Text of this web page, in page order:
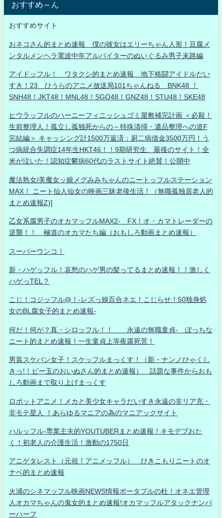
おすすめ～ん
おすすめサイト
おネコさん的まとめ速報 僕の彼女はエリーちゃん人形！豆腐メ
ンタルメンヘラ電波中年アルバイターのぬいぐるみ男子末路編
アイドッフル！ ワタクシ的まとめ速報 地下格闘アイドルだい
すき！23 ひうらのアニメ放送局101ちゃんねる BNK48 ！
SNH48！JKT48！MNL48！SGO48！GNZ48！STU48！SKE48
ヒウラッフルのハーニーフィニッシュゴミ屋敷補完計画 ＜必殺！
生前整理人！孤立し孤独死からの～特殊清掃・遺品整理への道F
完結編＞ キャッシング計1500万返済：厨二病借金3500万円！う
つ病統合失調症14年生HKT46！！9期研究生、最後のサイト！全
米が泣いた！認知症鬱病60代のラストサイト絶賛！公開中
魔法熟女/美魔女ッ娘メグみみちゃんのニートッフルステーション
MAX！ ニート仙人仙女の映画三昧老後生活！（無職孤独居老人的
まとめ速報Z)]
乙女系腐男子のオカマッフルMAX2- FX！オ・カマトレーダーの
逆襲！！ 極道のオカマたち編（おもしろ動画まとめ速報）
スーパーウンコ！
新・ハゲッフル！哀愁のハゲ男の髪ってるまとめ速報！！激しく
ハゲっTEL？
こじ！コジッフル@！-レズっ娘百合ネエ！こじらせ！50独身処
女のBL腐女子的まとめ速報-
何だ！何が？真・シロッフル！！ 永遠の無職童貞- ぼっちな
ニート的まとめ速報！一生童貞上等夜露死苦！
男装スケバン女子！スケッフルまっくす！（新・ナンノひゃくし
きっ!！ビー玉のおいぬさん的まとめ速報） 話題な事件からおも
しろ動画まで取り上げまっくす
ロボットアニメ！メカと美少女キャラだいすき永遠の非リア充・
非モテ星人 ！あらゆるマニアの為のマニアックサイト
ハルッフル-専業主夫的YOUTUBERまとめ速報！キモデブおた
く！初老人の介護生活！激動の1750日
アニゲタレスト（元祖！アニメッフル） ひきこもりニートのオ
ナベ的まとめ速報
火浦のシネマッフル映画NEWS情報ポータブルの杜！オネエ管理
人オカマちゃんの鬼女的まとめ速報!オカマッフルアタックナンバ
ーハーフ